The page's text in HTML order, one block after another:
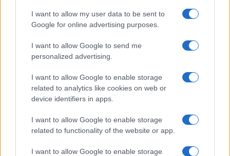
I want to allow my user data to be sent to
Google for online advertising purposes.
I want to allow Google to send me
personalized advertising.
I want to allow Google to enable storage
related to analytics like cookies on web or
device identifiers in apps.
I want to allow Google to enable storage
related to functionality of the website or app.
I want to allow Google to enable storage
Invia un Comunicato Stampa| Pubblicità Segnala
Vuoi rimanere sempre aggiornato?